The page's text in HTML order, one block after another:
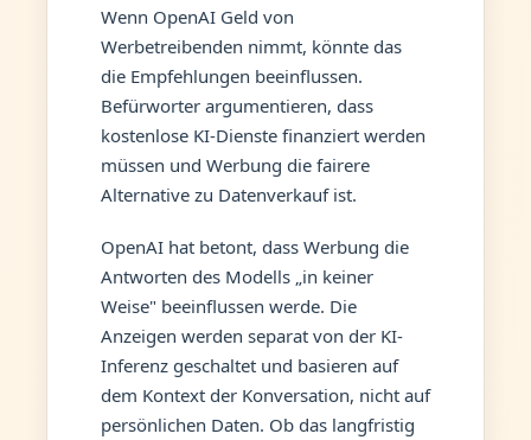
Wenn OpenAI Geld von
Werbetreibenden nimmt, könnte das
die Empfehlungen beeinflussen.
Befürworter argumentieren, dass
kostenlose KI-Dienste finanziert werden
müssen und Werbung die fairere
Alternative zu Datenverkauf ist.
OpenAI hat betont, dass Werbung die
Antworten des Modells „in keiner
Weise" beeinflussen werde. Die
Anzeigen werden separat von der KI-
Inferenz geschaltet und basieren auf
dem Kontext der Konversation, nicht auf
persönlichen Daten. Ob das langfristig